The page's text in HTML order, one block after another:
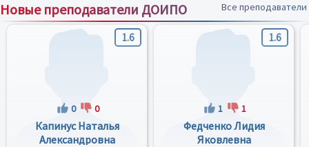
Новые преподаватели ДОИПО Все преподаватели
1.6
0 0
Капинус Наталья
Александровна
1.6
1 1
Федченко Лидия
Яковлевна